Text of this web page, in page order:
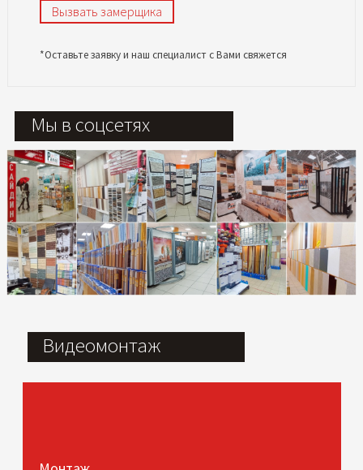
Вызвать замерщика
*Оставьте заявку и наш специалист с Вами свяжется
Мы в соцсетях
Видеомонтаж